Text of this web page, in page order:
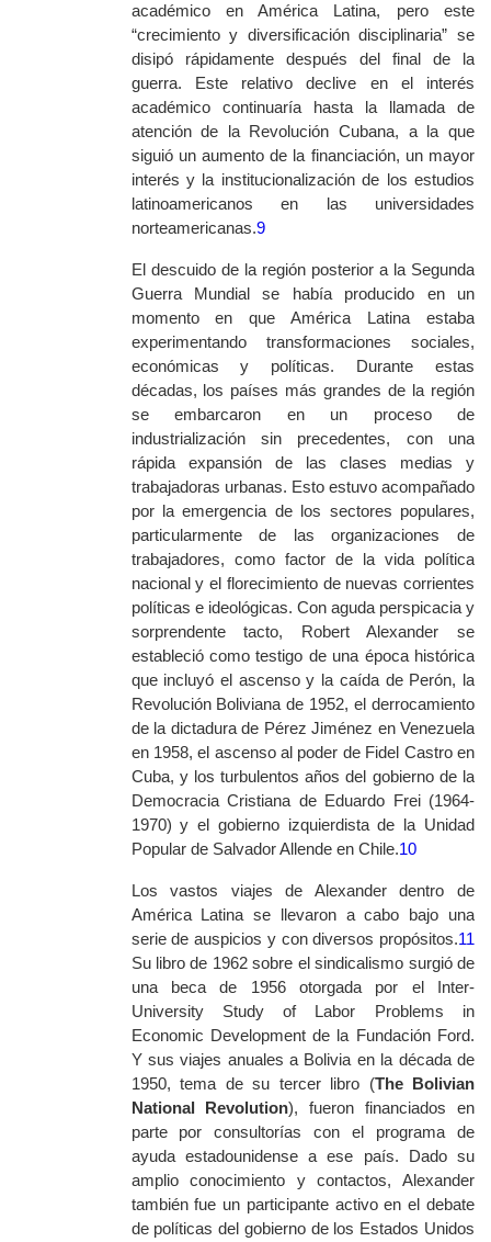
académico en América Latina, pero este
“crecimiento y diversificación disciplinaria” se
disipó rápidamente después del final de la
guerra. Este relativo declive en el interés
académico continuaría hasta la llamada de
atención de la Revolución Cubana, a la que
siguió un aumento de la financiación, un mayor
interés y la institucionalización de los estudios
latinoamericanos en las universidades
norteamericanas.9
El descuido de la región posterior a la Segunda
Guerra Mundial se había producido en un
momento en que América Latina estaba
experimentando transformaciones sociales,
económicas y políticas. Durante estas
décadas, los países más grandes de la región
se embarcaron en un proceso de
industrialización sin precedentes, con una
rápida expansión de las clases medias y
trabajadoras urbanas. Esto estuvo acompañado
por la emergencia de los sectores populares,
particularmente de las organizaciones de
trabajadores, como factor de la vida política
nacional y el florecimiento de nuevas corrientes
políticas e ideológicas. Con aguda perspicacia y
sorprendente tacto, Robert Alexander se
estableció como testigo de una época histórica
que incluyó el ascenso y la caída de Perón, la
Revolución Boliviana de 1952, el derrocamiento
de la dictadura de Pérez Jiménez en Venezuela
en 1958, el ascenso al poder de Fidel Castro en
Cuba, y los turbulentos años del gobierno de la
Democracia Cristiana de Eduardo Frei (1964-
1970) y el gobierno izquierdista de la Unidad
Popular de Salvador Allende en Chile.10
Los vastos viajes de Alexander dentro de
América Latina se llevaron a cabo bajo una
serie de auspicios y con diversos propósitos.11
Su libro de 1962 sobre el sindicalismo surgió de
una beca de 1956 otorgada por el Inter-
University Study of Labor Problems in
Economic Development de la Fundación Ford.
Y sus viajes anuales a Bolivia en la década de
1950, tema de su tercer libro (The Bolivian
National Revolution), fueron financiados en
parte por consultorías con el programa de
ayuda estadounidense a ese país. Dado su
amplio conocimiento y contactos, Alexander
también fue un participante activo en el debate
de políticas del gobierno de los Estados Unidos